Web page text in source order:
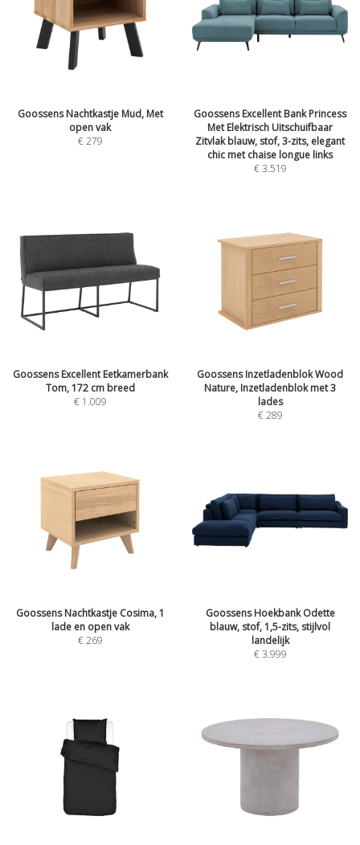
Goossens Nachtkastje Mud, Met
open vak
€279
Goossens Excellent Bank Princess
Met Elektrisch Uitschuifbaar
Zitvlak blauw, stof, 3-zits, elegant
chic met chaise longue links
€3.519
Goossens Excellent Eetkamerbank
Tom, 172 cm breed
€ 1.009
Goossens Inzetladenblok Wood
Nature, Inzetladenblok met 3
lades
€289
Goossens Nachtkastje Cosima, 1
lade en open vak
€269
Goossens Hoekbank Odette
blauw, stof, 1,5-zits, stijlvol
landelijk
€3.999